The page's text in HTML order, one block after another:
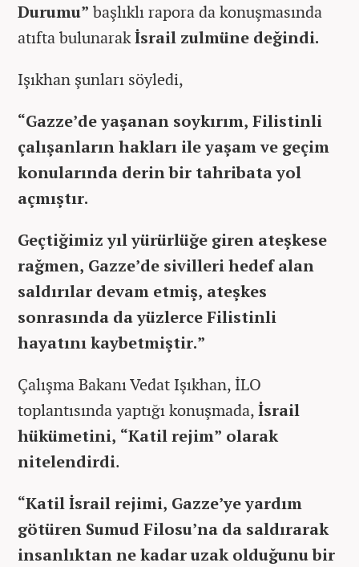
Durumu” başlıklı rapora da konuşmasında
atıfta bulunarakİsrail zulmüne değindi.
Işıkhan şunları söyledi,
“Gazze’de yaşanan soykırım, Filistinli
çalışanların hakları ile yaşam ve geçim
konularında derin bir tahribata yol
açmıştır.
Geçtiğimiz yıl yürürlüğe giren ateşkese
rağmen, Gazze’de sivilleri hedef alan
saldırılar devam etmiş, ateşkes
sonrasında da yüzlerce Filistinli
hayatını kaybetmiştir.”
Çalışma Bakanı Vedat Işıkhan, İLO
toplantısında yaptığı konuşmada,İsrail
hükümetini, “Katil rejim” olarak
nitelendirdi.
“Katil İsrail rejimi, Gazze’ye yardım
götüren Sumud Filosu’na da saldırarak
insanlıktan ne kadar uzak olduğunu bir